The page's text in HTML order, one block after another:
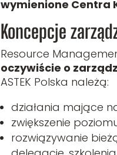
wymienione Centra
Koncepcje
Resource
oczywiście o
ASTEK Polska należą:
działania mające
zwiększenie
rozwiązywanie